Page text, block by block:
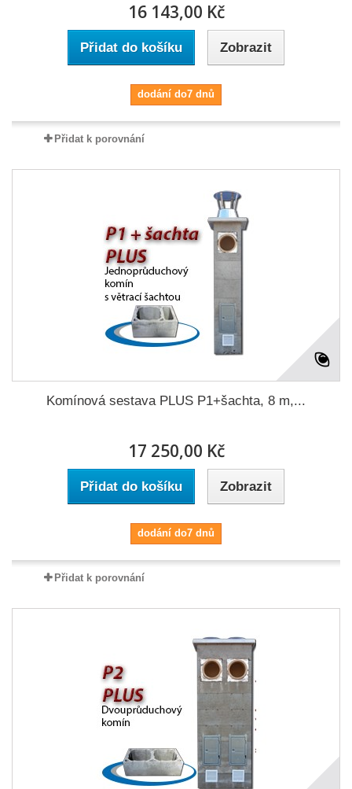
16 143,00 Kč
Přidat do košíku Zobrazit
dodání do7 dnů
Přidat k porovnání
Komínová sestava PLUS P1+šachta, 8 m,...
17 250,00 Kč
Přidat do košíku Zobrazit
dodání do7 dnů
Přidat k porovnání